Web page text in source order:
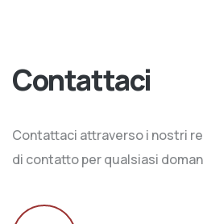
Contattaci
Contattaci attraverso i nostri
di contatto per qualsiasi